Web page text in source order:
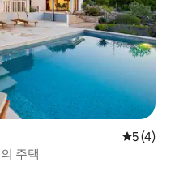
평점 5점
5 (4)
주택